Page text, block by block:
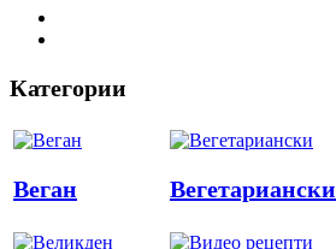
Категории
Веган Вегетариански